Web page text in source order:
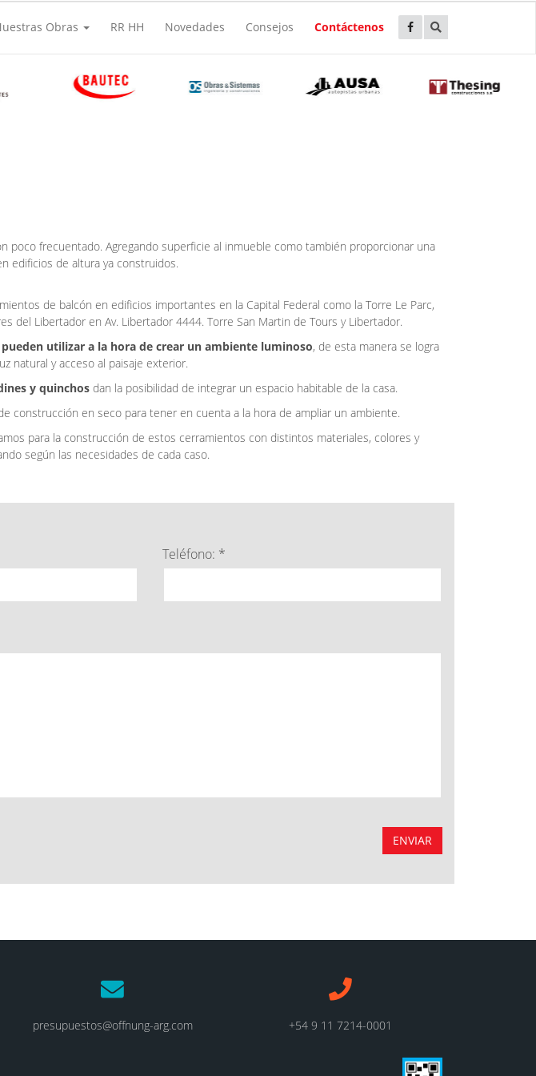
Obras RR HH Novedades Consejos Contáctenos
poco frecuentado. Agregando superficie al inmueble como también proporcionar una
edificios de altura ya construidos.
de balcón en edificios importantes en la Capital Federal como la Torre Le Parc,
del Libertador en Av. Libertador 4444. Torre San Martin de Tours y Libertador.
utilizar a la hora de crear un ambiente luminoso, de esta manera se logra
natural y acceso al paisaje exterior.
y quinchos dan la posibilidad de integrar un espacio habitable de la casa.
construcción en seco para tener en cuenta a la hora de ampliar un ambiente.
para la construcción de estos cerramientos con distintos materiales, colores y
según las necesidades de cada caso.
Teléfono: *
ENVIAR
presupuestos@offnung-arg.com +54 9 11 7214-0001